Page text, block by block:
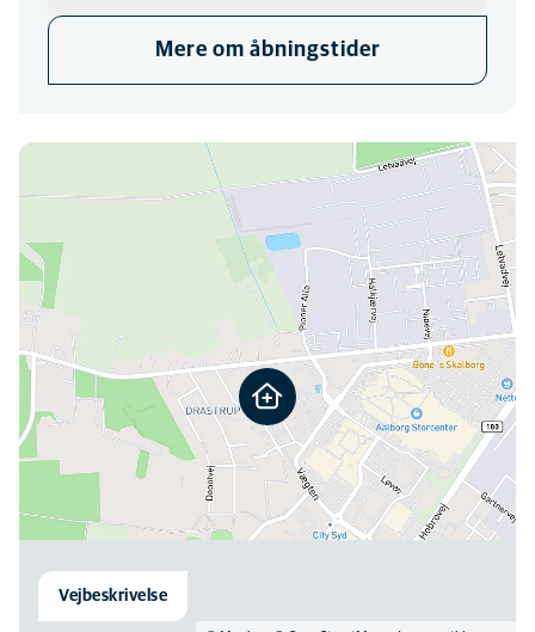
Mere om åbningstider
Du kan finde os her
Vejbeskrivelse